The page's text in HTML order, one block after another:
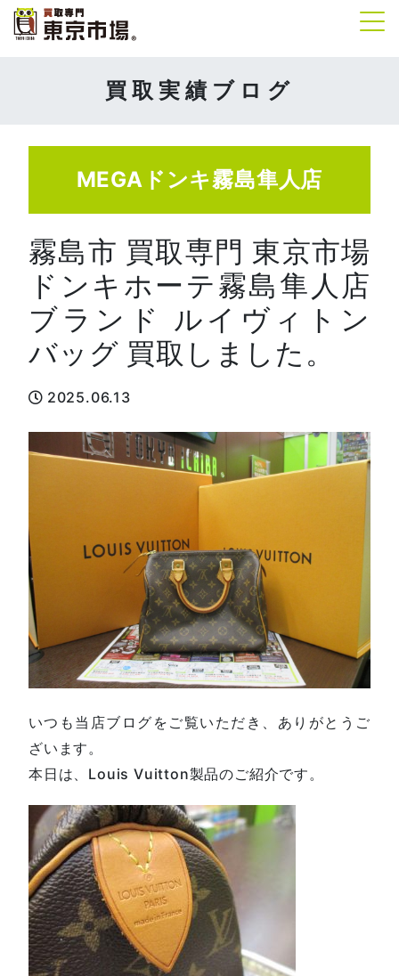
買取実績ブログ
MEGAドンキ霧島隼人店
霧島市 買取専門 東京市場
ドンキホーテ霧島隼人店
ブランド ルイヴィトン
バッグ 買取しました。
2025.06.13
いつも当店ブログをご覧いただき、ありがとうご
ざいます。
本日は、Louis Vuitton製品のご紹介です。